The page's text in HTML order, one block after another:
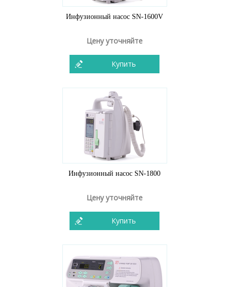
Инфузионный насос SN-1600V
Цену уточняйте
Купить
Инфузионный насос SN-1800
Цену уточняйте
Купить